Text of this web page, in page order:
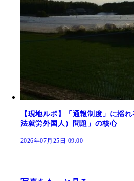
【現地ルポ】「通報制度」に揺
法就労外国人）問題」の核心
2026年07月25日 09:00